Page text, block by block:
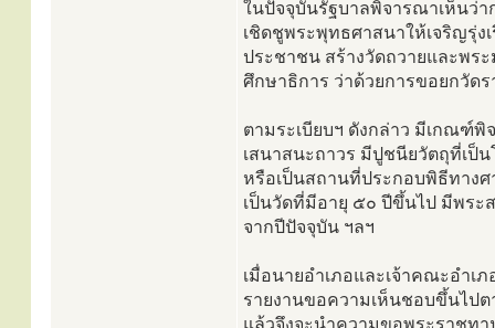
ในปัจจุบันรัฐบาลพิจารณาเห็นว่
เชิดชูพระพุทธศาสนาให้เจริญรุ่ง
ประชาชน สร้างวัดถวายและพร
ศึกษาธิการ ว่าด้วยการขอยกวัด
ตามระเบียบฯ ดังกล่าว มีเกณฑ์
เสนาสนะถาวร มีปูชนียวัตถุที่เ
หรือเป็นสถานที่ประกอบพิธีทาง
เป็นวัดที่มีอายุ ๕๐ ปีขึ้นไป มีพระ
จากปีปัจจุบัน ฯลฯ
เมื่อนายอำเภอและเจ้าคณะอำ
รายงานขอความเห็นชอบขึ้นไป
แล้วจึงจะนำความขอพระราชท